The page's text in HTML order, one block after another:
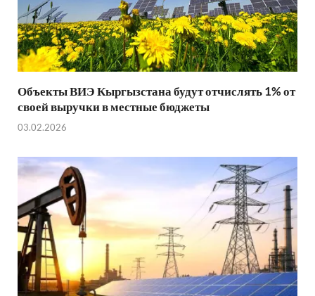
Объекты ВИЭ Кыргызстана будут отчислять 1% от
своей выручки в местные бюджеты
03.02.2026